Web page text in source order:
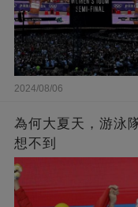
2024/08/06
為何大夏天，游泳
想不到